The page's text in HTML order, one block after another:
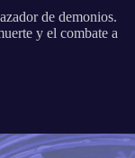
de demonios.
y el combate a